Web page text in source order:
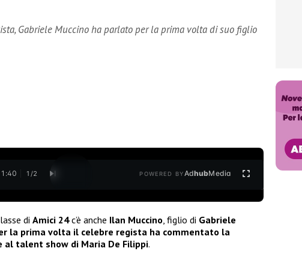
Gabriele Muccino ha parlato per la prima volta di suo figlio
1:40 1 /2 POWERED BYAdhubMedia
di Amici 24c’è anche Ilan Muccino , figlio di Gabriele
la prima volta il celebre regista ha commentato la
al talent show di Maria De Filippi.